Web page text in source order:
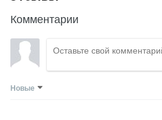
Комментарии
Новые